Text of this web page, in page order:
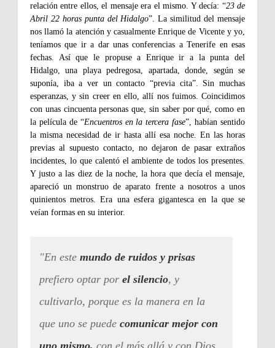
relación entre ellos, el mensaje era el mismo. Y decía: “23 de
Abril 22 horas punta del Hidalgo”. La similitud del mensaje
nos llamó la atención y casualmente Enrique de Vicente y yo,
teníamos que ir a dar unas conferencias a Tenerife en esas
fechas. Así que le propuse a Enrique ir a la punta del
Hidalgo, una playa pedregosa, apartada, donde, según se
suponía, iba a ver un contacto “previa cita”. Sin muchas
esperanzas, y sin creer en ello, allí nos fuimos. Coincidimos
con unas cincuenta personas que, sin saber por qué, como en
la película de “Encuentros en la tercera fase”, habían sentido
la misma necesidad de ir hasta allí esa noche. En las horas
previas al supuesto contacto, no dejaron de pasar extraños
incidentes, lo que calentó el ambiente de todos los presentes.
Y justo a las diez de la noche, la hora que decía el mensaje,
apareció un monstruo de aparato frente a nosotros a unos
quinientos metros. Era una esfera gigantesca en la que se
veían formas en su interior.
"En este mundo de ruidos y prisas
prefiero optar por el silencio, y
cultivarlo, porque es la manera en la
que uno se puede comunicar mejor con
uno mismo, con el más allá y con Dios,